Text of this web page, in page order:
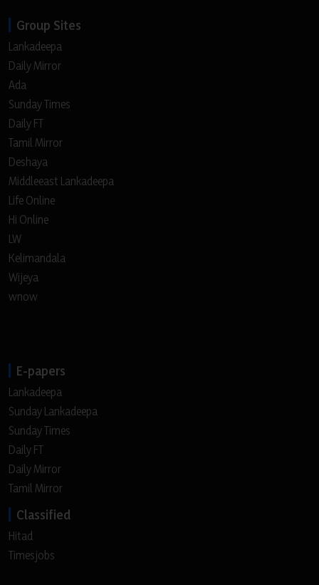
Group Sites
Lankadeepa
Daily Mirror
Ada
Sunday Times
Daily FT
Tamil Mirror
Deshaya
Middleeast Lankadeepa
Life Online
Hi Online
LW
Kelimandala
Wijeya
wnow
E-papers
Lankadeepa
Sunday Lankadeepa
Sunday Times
Daily FT
Daily Mirror
Tamil Mirror
Classified
Hitad
Timesjobs